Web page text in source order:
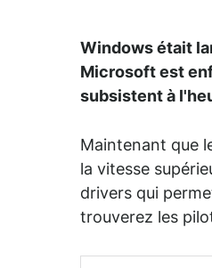
Windows était
Microsoft est
subsistent à
Maintenant que
la vitesse
drivers qui
trouverez les